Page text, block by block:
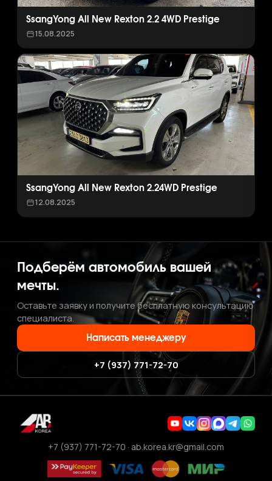
SsangYong All New Rexton 2.2 4WD Prestige
15.08.2025
SsangYong All New Rexton 2.24WD Prestige
12.08.2025
Подберём автомобиль вашей
мечты.
Оставьте заявку и получите бесплатную консультацию
специалиста.
Написать менеджеру
+7 (937) 771-72-70
+7 (937) 771-72-70 · ab.korea.kr@gmail.com